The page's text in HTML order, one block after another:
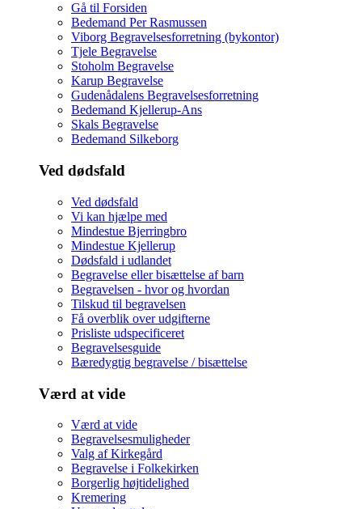
Gå til Forsiden
Bedemand Per Rasmussen
Viborg Begravelsesforretning (bykontor)
Tjele Begravelse
Stoholm Begravelse
Karup Begravelse
Gudenådalens Begravelsesforretning
Bedemand Kjellerup-Ans
Skals Begravelse
Bedemand Silkeborg
Ved dødsfald
Ved dødsfald
Vi kan hjælpe med
Mindestue Bjerringbro
Mindestue Kjellerup
Dødsfald i udlandet
Begravelse eller bisættelse af barn
Begravelsen - hvor og hvordan
Tilskud til begravelsen
Få overblik over udgifterne
Prisliste udspecificeret
Begravelsesguide
Bæredygtig begravelse / bisættelse
Værd at vide
Værd at vide
Begravelsesmuligheder
Valg af Kirkegård
Begravelse i Folkekirken
Borgerlig højtidelighed
Kremering